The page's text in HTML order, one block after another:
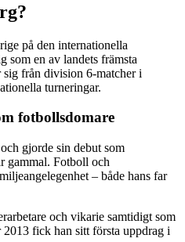
på den internationella
som en av landets främsta
från division 6-matcher i
turneringar.
fotbollsdomare
gjorde sin debut som
gammal. Fotboll och
– både hans far
och vikarie samtidigt som
fick han sitt första uppdrag i